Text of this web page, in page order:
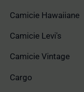
Camicie Hawaiiane
Camicie Levi's
Camicie Vintage
Cargo